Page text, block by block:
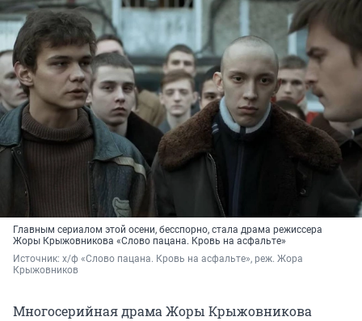
Главным сериалом этой осени, бесспорно, стала драма режиссера
Жоры Крыжовникова «Слово пацана. Кровь на асфальте»
Источник: х/ф «Слово пацана. Кровь на асфальте», реж. Жора
Крыжовников
Многосерийная драма Жоры Крыжовникова